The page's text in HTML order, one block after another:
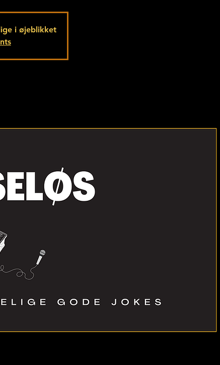
i øjeblikket